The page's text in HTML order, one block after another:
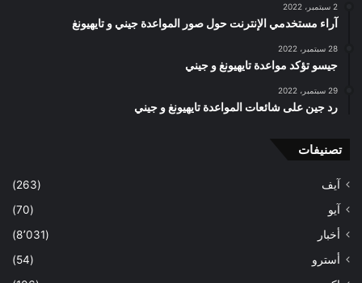
2 سبتمبر، 2022
آراء مستخدمي الإنترنت حول صور المواعدة جيني و تايهيونغ
28 سبتمبر، 2022
جيسو تؤكد مواعدة تايهيونغ و جيني
29 سبتمبر، 2022
رد جين على شائعات المواعدة تايهيونغ و جيني
تصنيفات
آيف
(263)
آيو
(70)
أخبار
(8٬031)
أسترو
(54)